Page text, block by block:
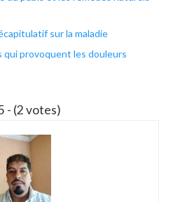
sur la maladie
qui provoquent les douleurs
- (2 votes)